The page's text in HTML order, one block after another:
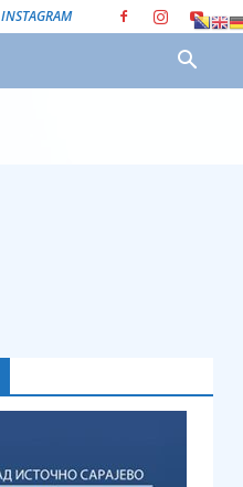
INSTAGRAM